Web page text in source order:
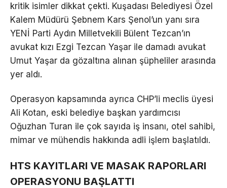
kritik isimler dikkat çekti. Kuşadası Belediyesi Özel
Kalem Müdürü Şebnem Kars Şenol’un yanı sıra
YENİ Parti Aydın Milletvekili Bülent Tezcan’ın
avukat kızı Ezgi Tezcan Yaşar ile damadı avukat
Umut Yaşar da gözaltına alınan şüpheliler arasında
yer aldı.
Operasyon kapsamında ayrıca CHP’li meclis üyesi
Ali Kotan, eski belediye başkan yardımcısı
Oğuzhan Turan ile çok sayıda iş insanı, otel sahibi,
mimar ve mühendis hakkında adli işlem başlatıldı.
HTS KAYITLARI VE MASAK RAPORLARI
OPERASYONU BAŞLATTI